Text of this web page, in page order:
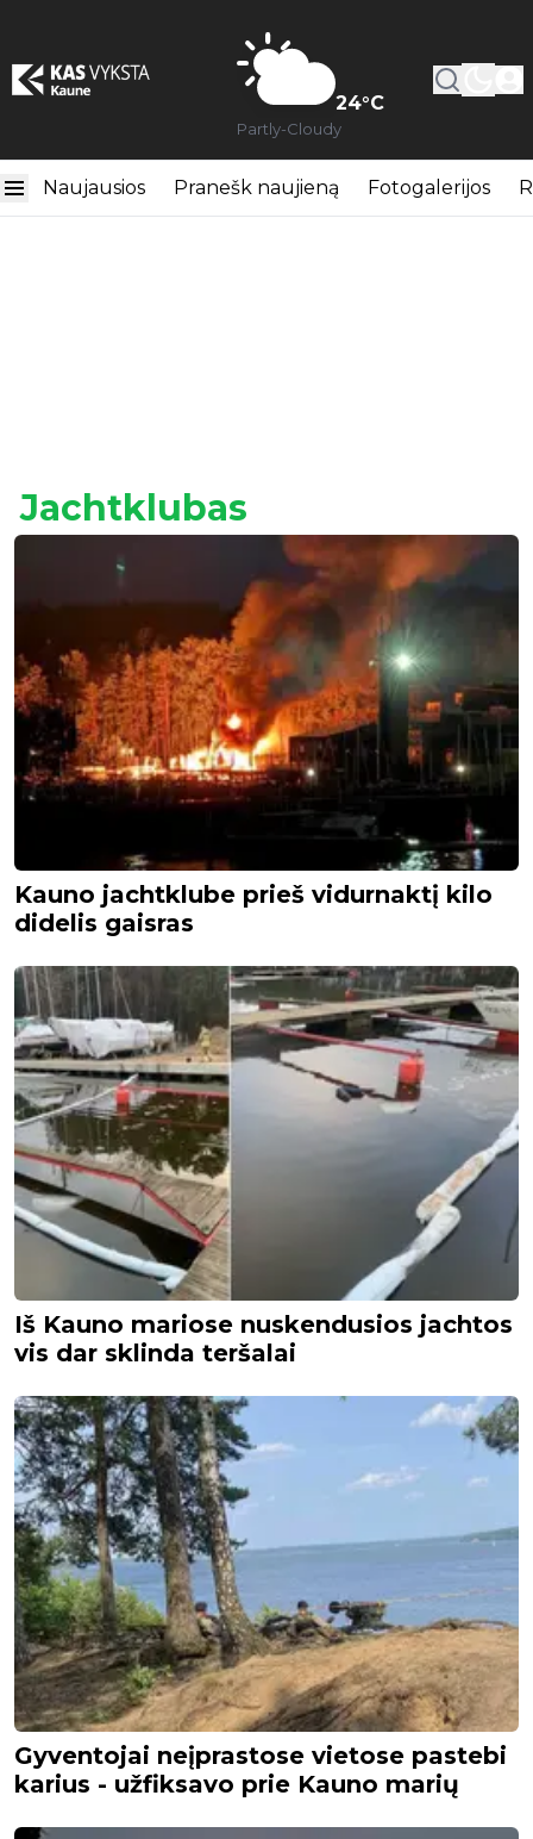
24°C
Partly-Cloudy
Naujausios Pranešk naujieną Fotogalerijos
Jachtklubas
Kauno jachtklube prieš vidurnaktį kilo
didelis gaisras
Iš Kauno mariose nuskendusios jachtos
vis dar sklinda teršalai
Gyventojai neįprastose vietose pastebi
karius - užfiksavo prie Kauno marių